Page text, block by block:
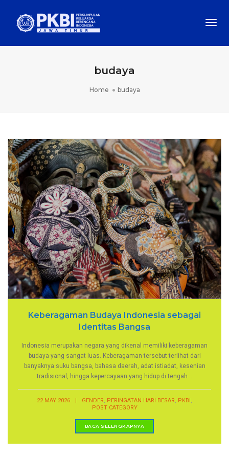
budaya
Home budaya
Keberagaman Budaya Indonesia sebagai
Identitas Bangsa
Indonesia merupakan negara yang dikenal memiliki keberagaman
budaya yang sangat luas. Keberagaman tersebut terlihat dari
banyaknya suku bangsa, bahasa daerah, adat istiadat, kesenian
tradisional, hingga kepercayaan yang hidup di tengah...
22 MAY 2026 | GENDER, PERINGATAN HARI BESAR, PKBI,
POST CATEGORY
BACA SELENGKAPNYA